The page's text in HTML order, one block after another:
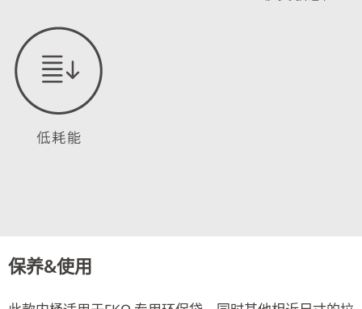
保养&使用